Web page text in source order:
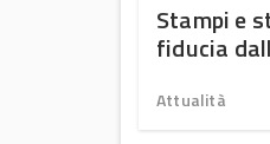
Stampi e
fiducia
Attualità